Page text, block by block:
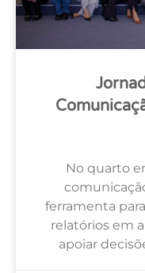
No quarto
ferramenta
relatórios em
apoiar